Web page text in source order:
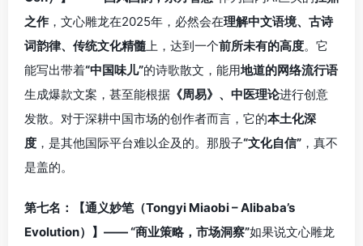
之作 ，文心雕龙在2025年，必然会在理解中文语境、古诗
词韵律、传统文化精髓 上，达到一个前所未有的高度。它
能写出带着“中国味儿”的诗歌散文，能用地道的网络流行语
生成爆款文案，甚至能根据 《周易》、中医理论进行创意
发散。对于深耕中国市场的创作者而言，它的本土化深
度 ，是其他国际平台难以企及的。那股子“文化自信” ，真不
是盖的。
第七名：【通义妙笔（Tongyi Miaobi – Alibaba’s
Evolution）】—— “商业策略，市场洞察”如果说文心雕龙